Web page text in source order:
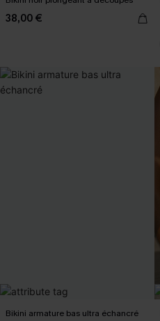
38,00 €
Bikini armature bas ultra échancré